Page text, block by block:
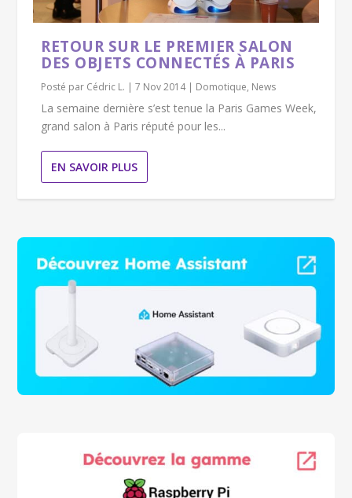
RETOUR SUR LE PREMIER SALON
DES OBJETS CONNECTÉS À PARIS
Posté par Cédric L. |7 Nov 2014| Domotique, News
La semaine dernière s’est tenue la Paris Games Week,
grand salon à Paris réputé pour les...
EN SAVOIR PLUS